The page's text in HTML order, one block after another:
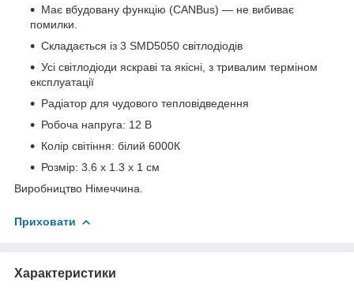
Має вбудовану функцію (CANBus) — не вибиває
помилки.
Складається із 3 SMD5050 світлодіодів
Усі світлодіоди яскраві та якісні, з тривалим терміном
експлуатації
Радіатор для чудового тепловідведення
Робоча напруга: 12 В
Колір світіння: білий 6000К
Розмір: 3.6 х 1.3 х 1 см
Виробництво Німеччина.
Приховати
Характеристики